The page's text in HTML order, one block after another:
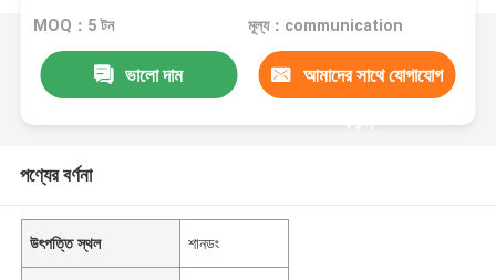
MOQ：5 টন মূল্য：communication
ভালো দাম আমাদের সাথে যোগাযোগ
করুন
পণ্যের বর্ণনা
উৎপত্তি স্থল শানডং